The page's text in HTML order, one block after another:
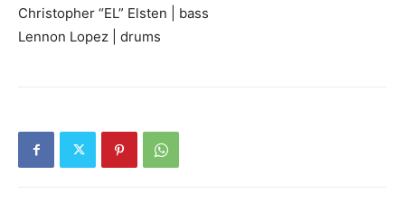
Christopher “EL” Elsten | bass
Lennon Lopez | drums